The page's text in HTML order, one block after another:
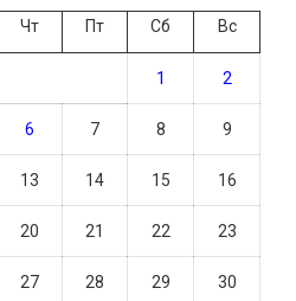
Чт Пт Сб Вс
1 2
6 7 8 9
13 14 15 16
20 21 22 23
27 28 29 30